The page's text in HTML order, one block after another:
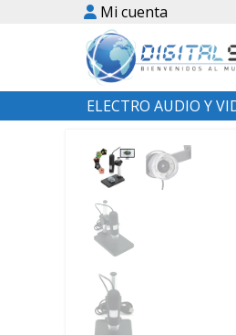
Mi cuenta
ELECTRO AUDIO Y